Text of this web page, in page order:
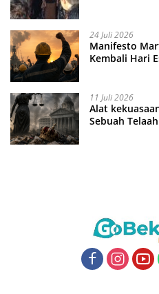
24 Juli 2026
Manifesto
Kembali Hari
11 Juli 2026
Alat
Sebuah